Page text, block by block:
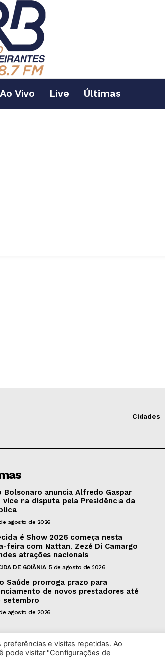
Ao Vivo Live Últimas
Cidades
Bolsonaro anuncia Alfredo Gaspar
vice na disputa pela Presidência da
agosto de 2026
é Show 2026 começa nesta
feira com Nattan, Zezé Di Camargo
atrações nacionais
DE GOIÂNIA 5 de agosto de 2026
Saúde prorroga prazo para
de novos prestadores até
setembro
agosto de 2026
e visitas repetidas. Ao
pode visitar "Configurações de